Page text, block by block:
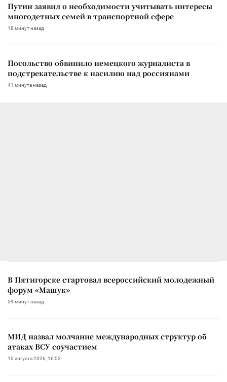
Путин заявил о необходимости учитывать интересы
многодетных семей в транспортной сфере
18 минут назад
Посольство обвинило немецкого журналиста в
подстрекательстве к насилию над россиянами
41 минута назад
В Пятигорске стартовал всероссийский молодежный
форум «Машук»
59 минут назад
МИД назвал молчание международных структур об
атаках ВСУ соучастием
10 августа 2026, 16:52